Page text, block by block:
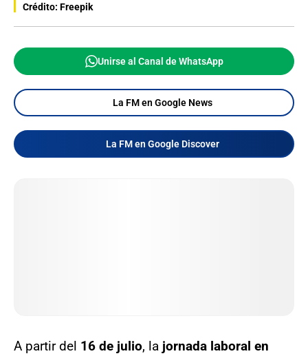
Crédito: Freepik
Unirse al Canal de WhatsApp
La FM en Google News
La FM en Google Discover
A partir del 16 de julio, la jornada laboral en